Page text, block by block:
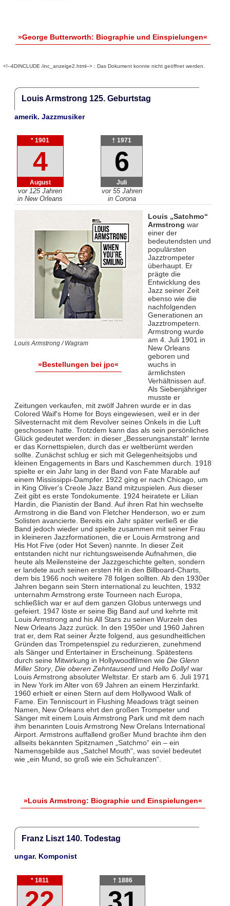
»George Butterworth: Biographie und Einspielungen«
<!--4DINCLUDE /inc_anzeige2.html--> : Das Dokument konnte nicht geöffnet werden.
Louis Armstrong 125. Geburtstag
amerik. Jazzmusiker
* 1901
4
August
vor 125 Jahren
in New Orleans
† 1971
6
Juli
vor 55 Jahren
in Corona
Louis Armstrong / Wagram
»Bestellungen bei jpc«
Louis „Satchmo“
Armstrong war
einer der
bedeutendsten und
populärsten
Jazztrompeter
überhaupt. Er
prägte die
Entwicklung des
Jazz seiner Zeit
ebenso wie die
nachfolgenden
Generationen an
Jazztrompetern.
Armstrong wurde
am 4. Juli 1901 in
New Orleans
geboren und
wuchs in
ärmlichsten
Verhältnissen auf.
Als Siebenjähriger
musste er
Zeitungen verkaufen, mit zwölf Jahren wurde er in das
Colored Waif's Home for Boys eingewiesen, weil er in der
Silvesternacht mit dem Revolver seines Onkels in die Luft
geschossen hatte. Trotzdem kann das als sein persönliches
Glück gedeutet werden: in dieser „Besserungsanstalt“ lernte
er das Kornettspielen, durch das er weltberümt werden
sollte. Zunächst schlug er sich mit Gelegenheitsjobs und
kleinen Engagements in Bars und Kaschemmen durch. 1918
spielte er ein Jahr lang in der Band von Fate Marable auf
einem Mississippi-Dampfer. 1922 ging er nach Chicago, um
in King Oliver's Creole Jazz Band mitzuspielen. Aus dieser
Zeit gibt es erste Tondokumente. 1924 heiratete er Lilian
Hardin, die Pianistin der Band. Auf ihren Rat hin wechselte
Armstrong in die Band von Fletcher Henderson, wo er zum
Solisten avancierte. Bereits ein Jahr später verließ er die
Band jedoch wieder und spielte zusammen mit seiner Frau
in kleineren Jazzformationen, die er Louis Armstrong and
His Hot Five (oder Hot Seven) nannte. In dieser Zeit
entstanden nicht nur richtungsweisende Aufnahmen, die
heute als Meilensteine der Jazzgeschichte gelten, sondern
er landete auch seinen ersten Hit in den Billboard-Charts,
dem bis 1966 noch weitere 78 folgen sollten. Ab den 1930er
Jahren begann sein Stern international zu leuchten, 1932
unternahm Armstrong erste Tourneen nach Europa,
schließlich war er auf dem ganzen Globus unterwegs und
gefeiert. 1947 löste er seine Big Band auf und kehrte mit
Louis Armstrong and his All Stars zu seinen Wurzeln des
New Orleans Jazz zurück. In den 1950er und 1960 Jahren
trat er, dem Rat seiner Ärzte folgend, aus gesundheitlichen
Gründen das Trompetenspiel zu redurzieren, zunehmend
als Sänger und Entertainer in Erscheinung. Spätestens
durch seine Mitwirkung in Hollywoodfilmen wie Die Glenn
Miller Story, Die oberen Zehntausendund Hello Dolly! war
Louis Armstrong absoluter Weltstar. Er starb am 6. Juli 1971
in New York im Alter von 69 Jahren an einem Herzinfarkt.
1960 erhielt er einen Stern auf dem Hollywood Walk of
Fame. Ein Tenniscourt in Flushing Meadows trägt seinen
Namen, New Orleans ehrt den großen Trompeter und
Sänger mit einem Louis Armstrong Park und mit dem nach
ihm benannten Louis Armstrong New Orelans International
Airport. Armstrons auffallend großer Mund brachte ihm den
allseits bekannten Spitznamen „Satchmo“ ein – ein
Namensgebilde aus „Satchel Mouth“, was soviel bedeutet
wie „ein Mund, so groß wie ein Schulranzen“.
»Louis Armstrong: Biographie und Einspielungen«
Franz Liszt 140. Todestag
ungar. Komponist
* 1811 † 1886